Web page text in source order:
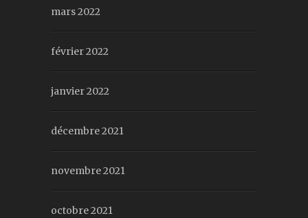
mars 2022
février 2022
janvier 2022
décembre 2021
novembre 2021
octobre 2021